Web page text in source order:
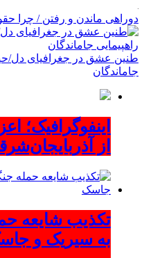
دوراهی ماندن و رفتن / چرا
طنین عشق در جغرافیای دل/
جاماندگان
از
تکذیب شایعه
به سیریک و